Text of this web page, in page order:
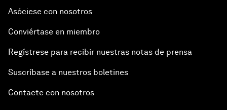
Asóciese con nosotros
Conviértase en miembro
Regístrese para recibir nuestras notas de prensa
Suscríbase a nuestros boletines
Contacte con nosotros